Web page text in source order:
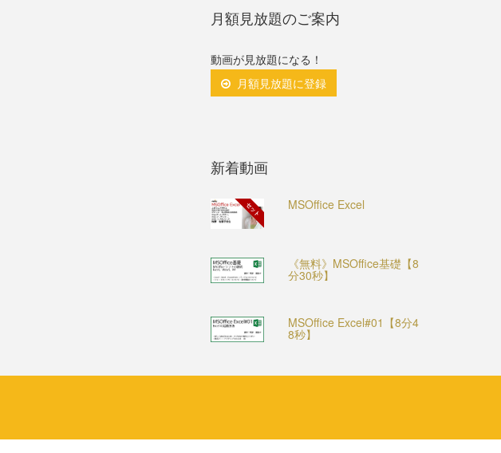
月額見放題のご案内
動画が見放題になる！
月額見放題に登録
新着動画
セット MSOffice Excel
《無料》MSOffice基礎【8
分30秒】
MSOffice Excel#01【8分4
8秒】